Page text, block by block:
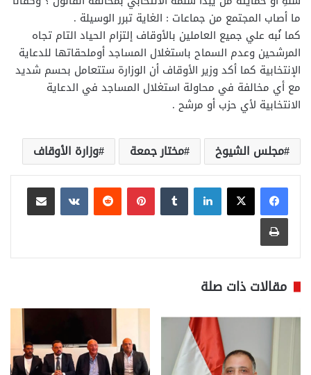
ما أصاب المجتمع من جماعات : الغاية تبرر الوسيلة .
كما نُبه علي جميع العاملين بالأوقاف إلتزام الحياد التام تجاه
المرشحين وعدم السماح باستغلال المساجد أوملحقاتها للدعاية
الإنتخابية كما أكد وزير الأوقاف أن الوزارة ستتعامل بحسم شديد
مع أي مخالفة في محاولة استغلال المساجد في الدعاية
الانتخابية لأي حزب أو مرشح .
مجلس الشيوخ مختار جمعة وزارة الأوقاف
لينكدإن بينتيريست
مشاركة عبر البريد
طباعة
مقالات ذات صلة